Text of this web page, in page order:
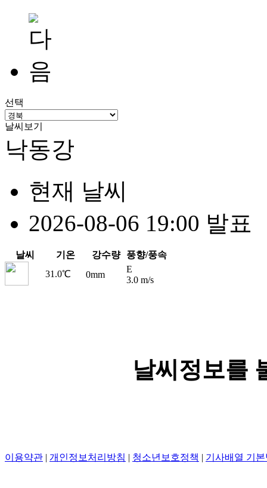
선택
날씨보기
낙동강
현재 날씨
2026-08-06 19:00 발표
날씨 기온 강수량
풍향/풍속
31.0℃
0mm
E
3.0 m/s
날씨정보를
이용약관 | 개인정보처리방침 | 청소년보호정책 | 기사배열 기